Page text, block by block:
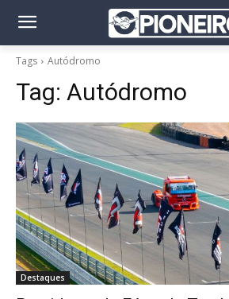
Tags Autódromo
Tag: Autódromo
Destaques